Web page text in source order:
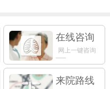
在线咨询
网上一键咨询
来院路线